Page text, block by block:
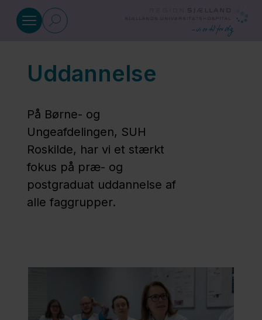
Om afdelingen
Aktiviteter
hverdagen
Personalefaggrupper
Uddannelse
På Børne- og
Ungeafdelingen, SUH
Roskilde, har vi et stærkt
fokus på præ- og
postgraduat uddannelse af
alle faggrupper.